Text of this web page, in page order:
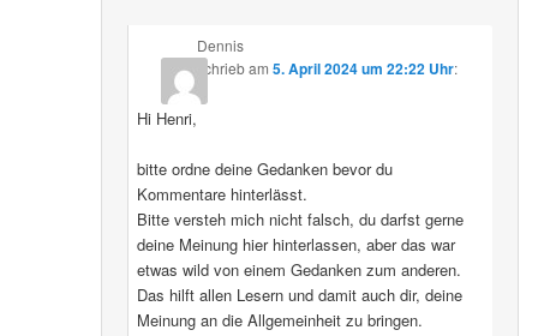
Dennis
schriebam 5. April 2024 um 22:22 Uhr:
Hi Henri,
bitte ordne deine Gedanken bevor du
Kommentare hinterlässt.
Bitte versteh mich nicht falsch, du darfst gerne
deine Meinung hier hinterlassen, aber das war
etwas wild von einem Gedanken zum anderen.
Das hilft allen Lesern und damit auch dir, deine
Meinung an die Allgemeinheit zu bringen.